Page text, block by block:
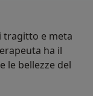
tragitto e meta
ha il
le bellezze del